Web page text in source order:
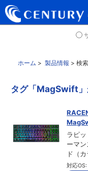
ホーム > 製品情報 > 検
タグ「MagSwift」
ラピ
ーマ
ド（
対応OS: